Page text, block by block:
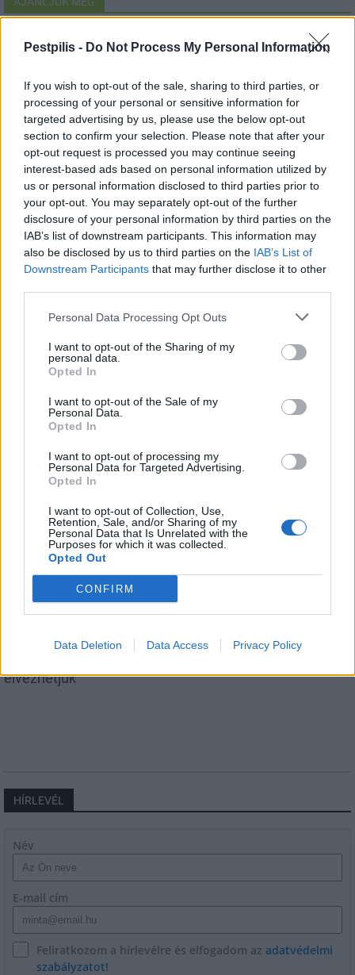
Pestpilis - Do Not Process My Personal Information
If you wish to opt-out of the sale, sharing to third parties, or
processing of your personal or sensitive information for
targeted advertising by us, please use the below opt-out
section to confirm your selection. Please note that after your
opt-out request is processed you may continue seeing
interest-based ads based on personal information utilized by
us or personal information disclosed to third parties prior to
your opt-out. You may separately opt-out of the further
disclosure of your personal information by third parties on the
IAB’s list of downstream participants. This information may
also be disclosed by us to third parties on the IAB’s List of
Downstream Participants that may further disclose it to other
Personal Data Processing Opt Outs
I want to opt-out of the Sharing of my
personal data.
Opted In
I want to opt-out of the Sale of my
Personal Data.
Opted In
I want to opt-out of processing my
Personal Data for Targeted Advertising.
Opted In
I want to opt-out of Collection, Use,
Retention, Sale, and/or Sharing of my
Personal Data that Is Unrelated with the
Purposes for which it was collected.
Opted Out
CONFIRM
Data Deletion Data Access Privacy Policy
Helyi
Amire többmillióan vártunk: szombattól másodfokúra
csökken a riasztás
Csökkenti Józsefváros az üresen álló lakásállományát
élvezhetjük
HÍRLEVÉL
Név
E-mail cím
Feliratkozom a hírlevélre és elfogadom az adatvédelmi
szabályzatot!